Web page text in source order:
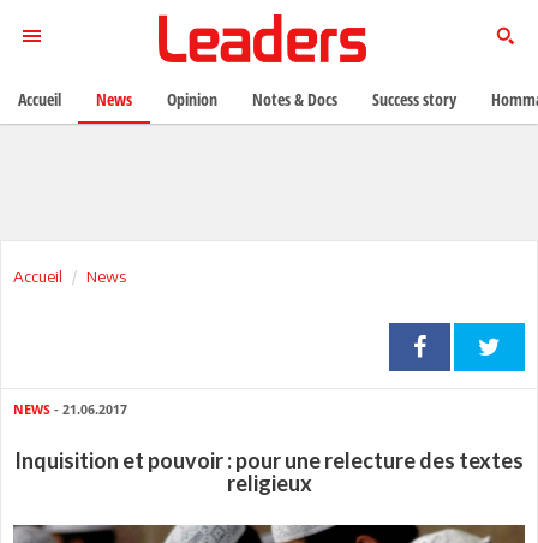
Accueil News
NEWS - 21.06.2017
Inquisition et pouvoir : pour une relecture des textes
religieux
Accueil News Opinion Notes & Docs Success story